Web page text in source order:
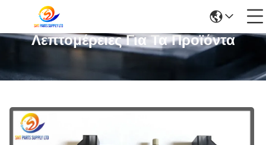
Λεπτομέρειες Για Τα Προϊόντα